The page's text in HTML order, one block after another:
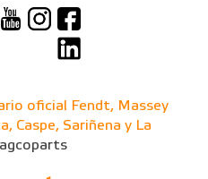
oficial Fendt, Massey
Caspe, Sariñena y La